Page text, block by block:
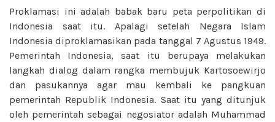
Proklamasi ini adalah babak baru peta perpolitikan di
Indonesia saat itu. Apalagi setelah Negara Islam
Indonesia diproklamasikan pada tanggal 7 Agustus 1949.
Pemerintah Indonesia, saat itu berupaya melakukan
langkah dialog dalam rangka membujuk Kartosoewirjo
dan pasukannya agar mau kembali ke pangkuan
pemerintah Republik Indonesia. Saat itu yang ditunjuk
oleh pemerintah sebagai negosiator adalah Muhammad